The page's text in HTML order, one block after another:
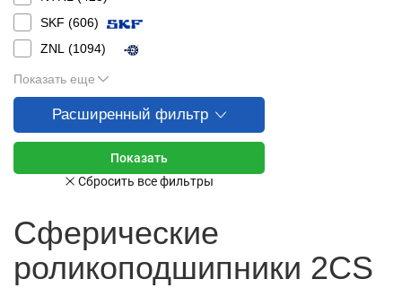
SKF (606)
ZNL (1094)
Показать еще
Расширенный фильтр
Сферические
роликоподшипники 2CS